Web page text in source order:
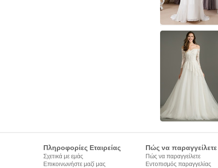
Πληροφορίες Εταιρείας
Σχετικά με εμάς
Επικοινωνήστε μαζί μας
Πώς να παραγγείλετε
Πώς να παραγγείλετε
Εντοπισμός παραγγελίας